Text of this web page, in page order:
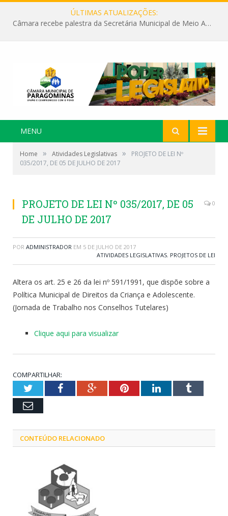
ÚLTIMAS ATUALIZAÇÕES:
Câmara recebe palestra da Secretária Municipal de Meio Ambiente sobre as ações da “SEMANA DO MEIO AMBIENTE”
MENU
Home » Atividades Legislativas »
PROJETO DE LEI Nº
035/2017, DE 05 DE JULHO DE 2017
PROJETO DE LEI Nº 035/2017, DE 05
DE JULHO DE 2017
0
POR ADMINISTRADOR EM 5 DE JULHO DE 2017
ATIVIDADES LEGISLATIVAS, PROJETOS DE LEI
Altera os art. 25 e 26 da lei nº 591/1991, que dispõe sobre a
Política Municipal de Direitos da Criança e Adolescente.
(Jornada de Trabalho nos Conselhos Tutelares)
Clique aqui para visualizar
COMPARTILHAR:
TwitterFacebookGoogle+PinterestLinkedInTumblr
Email
CONTEÚDO RELACIONADO